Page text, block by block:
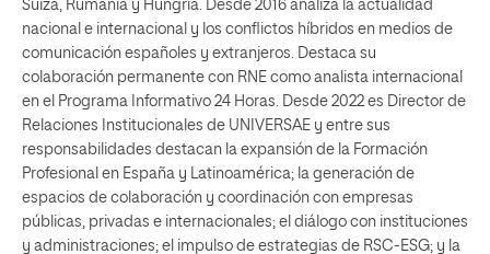
Suiza, Rumanía y Hungría. Desde 2016 analiza la actualidad
nacional e internacional y los conflictos híbridos en medios de
comunicación españoles y extranjeros. Destaca su
colaboración permanente con RNE como analista internacional
en el Programa Informativo 24 Horas. Desde 2022 es Director de
Relaciones Institucionales de UNIVERSAE y entre sus
responsabilidades destacan la expansión de la Formación
Profesional en España y Latinoamérica; la generación de
espacios de colaboración y coordinación con empresas
públicas, privadas e internacionales; el diálogo con instituciones
y administraciones; el impulso de estrategias de RSC-ESG; y la